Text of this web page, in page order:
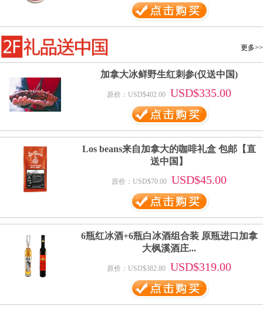
更多>>
加拿大冰鲜野生红刺参(仅送中国)
原价：USD$402.00 USD$335.00
Los beans来自加拿大的咖啡礼盒 包邮【直
送中国】
原价：USD$70.00 USD$45.00
6瓶红冰酒+6瓶白冰酒组合装 原瓶进口加拿
大枫溪酒庄...
原价：USD$382.80 USD$319.00